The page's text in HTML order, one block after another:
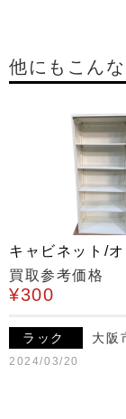
他にもこん
キャビネット/
買取参考価格
¥300
ラック 大阪
2024/03/20